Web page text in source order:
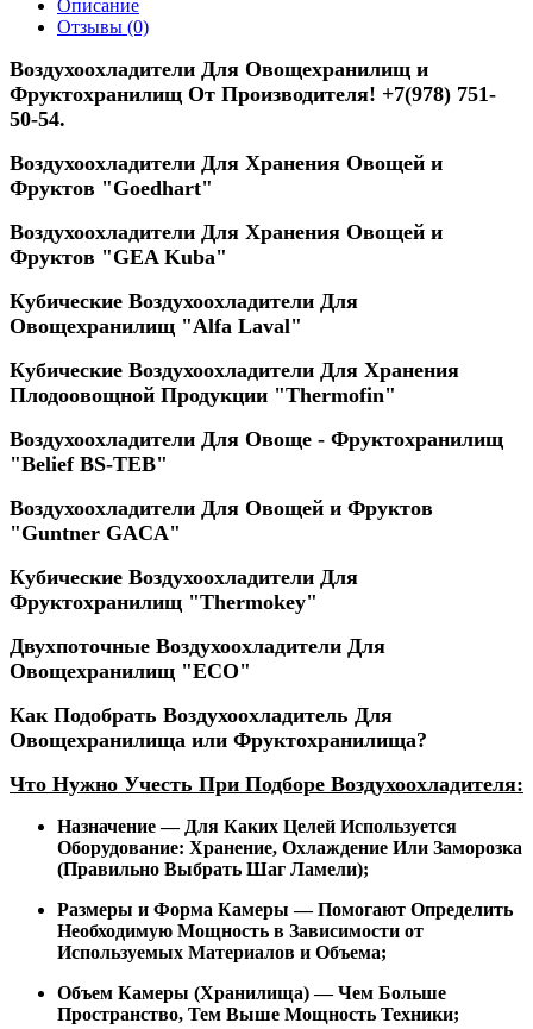
Описание
Отзывы (0)
Воздухоохладители Для Овощехранилищ и
Фруктохранилищ От Производителя! +7(978) 751-
50-54.
Воздухоохладители Для Хранения Овощей и
Фруктов "Goedhart"
Воздухоохладители Для Хранения Овощей и
Фруктов "GEA Kuba"
Кубические Воздухоохладители Для
Овощехранилищ "Alfa Laval"
Кубические Воздухоохладители Для Хранения
Плодоовощной Продукции "Thermofin"
Воздухоохладители Для Овоще - Фруктохранилищ
"Belief ВS-ТЕВ"
Воздухоохладители Для Овощей и Фруктов
"Guntner GACA"
Кубические Воздухоохладители Для
Фруктохранилищ "Thermokey"
Двухпоточные Воздухоохладители Для
Овощехранилищ "ECO"
Как Подобрать Воздухоохладитель Для
Овощехранилища или Фруктохранилища?
Что Нужно Учесть При Подборе Воздухоохладителя:
Назначение — Для Каких Целей Используется
Оборудование: Хранение, Охлаждение Или Заморозка
(Правильно Выбрать Шаг Ламели);
Размеры и Форма Камеры — Помогают Определить
Необходимую Мощность в Зависимости от
Используемых Материалов и Объема;
Объем Камеры (Хранилища) — Чем Больше
Пространство, Тем Выше Мощность Техники;